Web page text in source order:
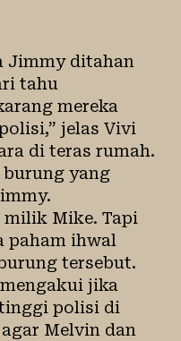
Jimmy ditahan
tahu
mereka
jelas Vivi
di teras rumah.
yang
Mike. Tapi
paham ihwal
tersebut.
jika
polisi di
Melvin dan